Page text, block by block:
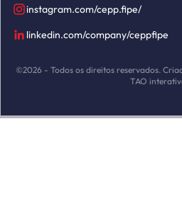
instagram.com/cepp.fipe/
linkedin.com/company/ceppfipe
©2026 - Todos os direitos reservados.
TAO